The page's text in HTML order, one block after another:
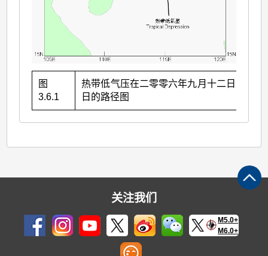
图
3.6.1
热带低气压在二零零六年九月十二日至十三
日的路径图
关注我们
M5.0+
M6.0+